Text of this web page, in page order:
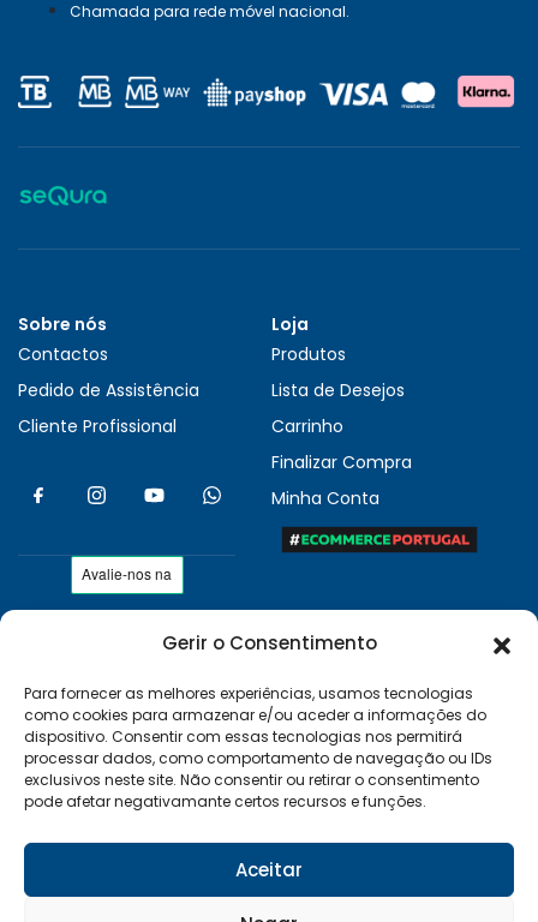
Gerir o Consentimento
Para fornecer as melhores experiências, usamos tecnologias
como cookies para armazenar e/ou aceder a informações do
dispositivo. Consentir com essas tecnologias nos permitirá
processar dados, como comportamento de navegação ou IDs
exclusivos neste site. Não consentir ou retirar o consentimento
pode afetar negativamante certos recursos e funções.
Aceitar
Chamada para rede móvel nacional.
Sobre nós
Contactos
Pedido de Assistência
Cliente Profissional
Loja
Produtos
Lista de Desejos
Carrinho
Finalizar Compra
Minha Conta
As nossas condições
Políticas de Privacidade
Termos e Condições
Entregas e Devoluções
Livro de Reclamações
Sequra